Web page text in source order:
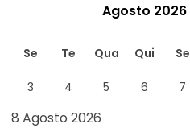
Agosto 2026
Se Te Qua Qui Se
3 4 5 6 7
8 Agosto 2026